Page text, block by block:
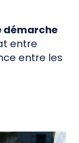
démarche
entre
entre les